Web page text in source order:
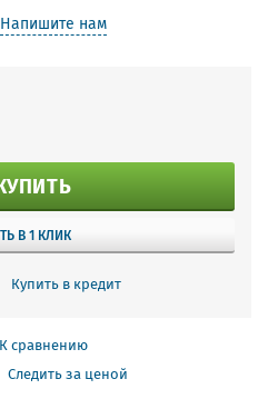
Напишите нам
В 1 КЛИК
Купить в кредит
К сравнению
Следить за ценой